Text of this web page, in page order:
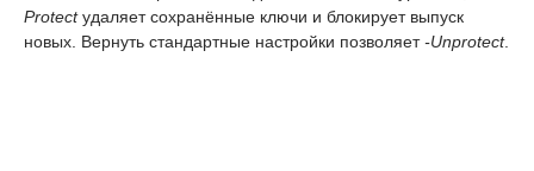
Protectудаляет сохранённые ключи и блокирует выпуск
новых. Вернуть стандартные настройки позволяет-Unprotect.